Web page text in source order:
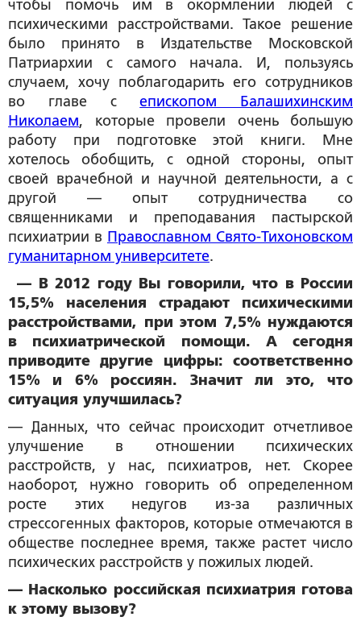
чтобы помочь им в окормлении людей с
психическими расстройствами. Такое решение
было принято в Издательстве Московской
Патриархии с самого начала. И, пользуясь
случаем, хочу поблагодарить его сотрудников
во главе сепископом Балашихинским
Николаем, которые провели очень большую
работу при подготовке этой книги. Мне
хотелось обобщить, с одной стороны, опыт
своей врачебной и научной деятельности, а с
другой — опыт сотрудничества со
священниками и преподавания пастырской
психиатрии в Православном Свято-Тихоновском
гуманитарном университете.
— В 2012 году Вы говорили, что в России
15,5% населения страдают психическими
расстройствами, при этом 7,5% нуждаются
в психиатрической помощи. А сегодня
приводите другие цифры: соответственно
15% и 6% россиян. Значит ли это, что
ситуация улучшилась?
— Данных, что сейчас происходит отчетливое
улучшение в отношении психических
расстройств, у нас, психиатров, нет. Скорее
наоборот, нужно говорить об определенном
росте этих недугов из-за различных
стрессогенных факторов, которые отмечаются в
обществе последнее время, также растет число
психических расстройств у пожилых людей.
— Насколько российская психиатрия готова
к этому вызову?